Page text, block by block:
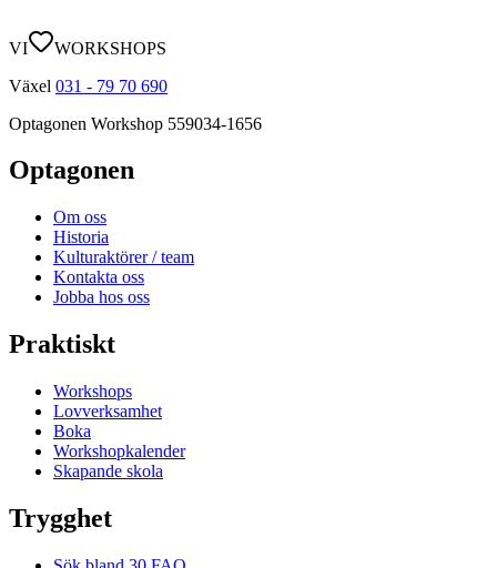
VI
WORKSHOPS
Växel 031 - 79 70 690
Optagonen Workshop 559034-1656
Optagonen
Om oss
Historia
Kulturaktörer / team
Kontakta oss
Jobba hos oss
Praktiskt
Workshops
Lovverksamhet
Boka
Workshopkalender
Skapande skola
Trygghet